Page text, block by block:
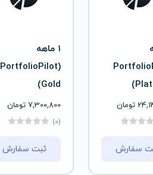
تومان
سفارش
1 ماهه
(PortfolioPilot
(Gold
7,300,800 تومان
(0)
ثبت سفارش